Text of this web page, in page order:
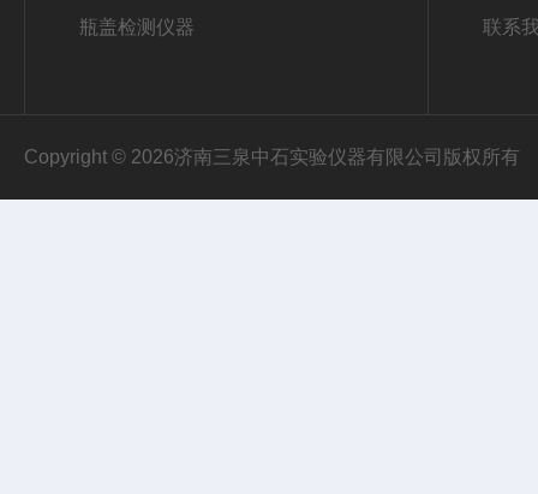
瓶盖检测仪器 联系
Copyright © 2026济南三泉中石实验仪器有限公司版权所有